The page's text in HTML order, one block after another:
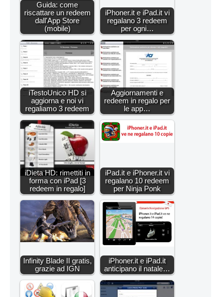
Guida: come
riscattare un redeem
dall'App Store
(mobile)
iPhoner.it e iPad.it vi
regalano 3 redeem
per ogni…
iTestoUnico HD si
aggiorna e noi vi
regaliamo 3 redeem
Aggiornamenti e
redeem in regalo per
le app…
iDieta HD: rimettiti in
forma con iPad [3
redeem in regalo]
iPad.it e iPhoner.it vi
regalano 10 redeem
per Ninja Ponk
Infinity Blade II gratis,
grazie ad IGN
iPhoner.it e iPad.it
anticipano il natale…